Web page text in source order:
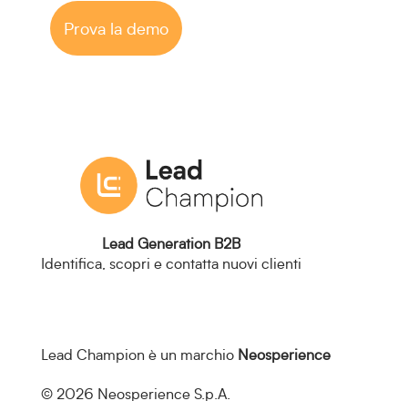
Prova la demo
Lead Generation B2B
Identifica, scopri e contatta nuovi clienti
Lead Champion è un marchio Neosperience
© 2026 Neosperience S.p.A.